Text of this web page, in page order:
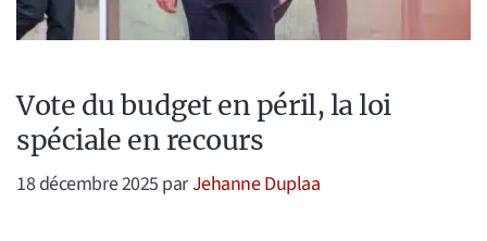
Vote du budget en péril, la loi
spéciale en recours
18 décembre 2025 parJehanne Duplaa